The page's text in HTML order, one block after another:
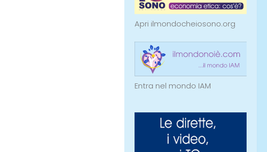
Apri ilmondocheiosono.org
Entra nel mondo IAM